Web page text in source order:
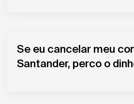
Se eu cancelar meu
Santander, perco o